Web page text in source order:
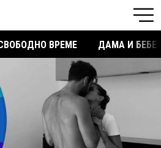
ВРЕМЕ ДАМА И БЕБЕ